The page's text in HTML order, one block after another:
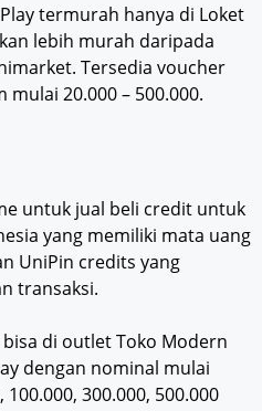
termurah hanya di Loket
lebih murah daripada
Tersedia voucher
20.000 – 500.000.
untuk jual beli credit untuk
yang memiliki mata uang
UniPin credits yang
transaksi.
di outlet Toko Modern
dengan nominal mulai
300.000, 500.000